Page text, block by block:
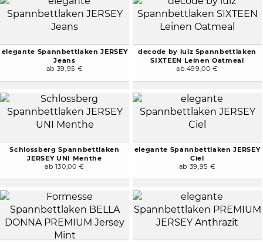
elegante Spannbettlaken JERSEY
Jeans
ab 39,95 €
decode by luiz Spannbettlaken
SIXTEEN Leinen Oatmeal
ab 499,00 €
Schlossberg Spannbettlaken
JERSEY UNI Menthe
ab 130,00 €
elegante Spannbettlaken JERSEY
Ciel
ab 39,95 €